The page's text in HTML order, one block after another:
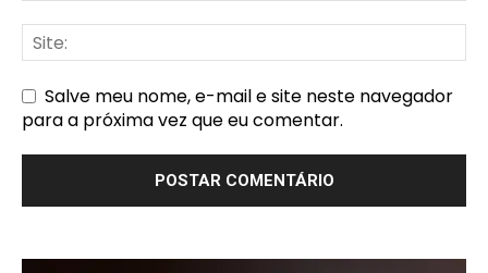
Salve meu nome, e-mail e site neste navegador
para a próxima vez que eu comentar.